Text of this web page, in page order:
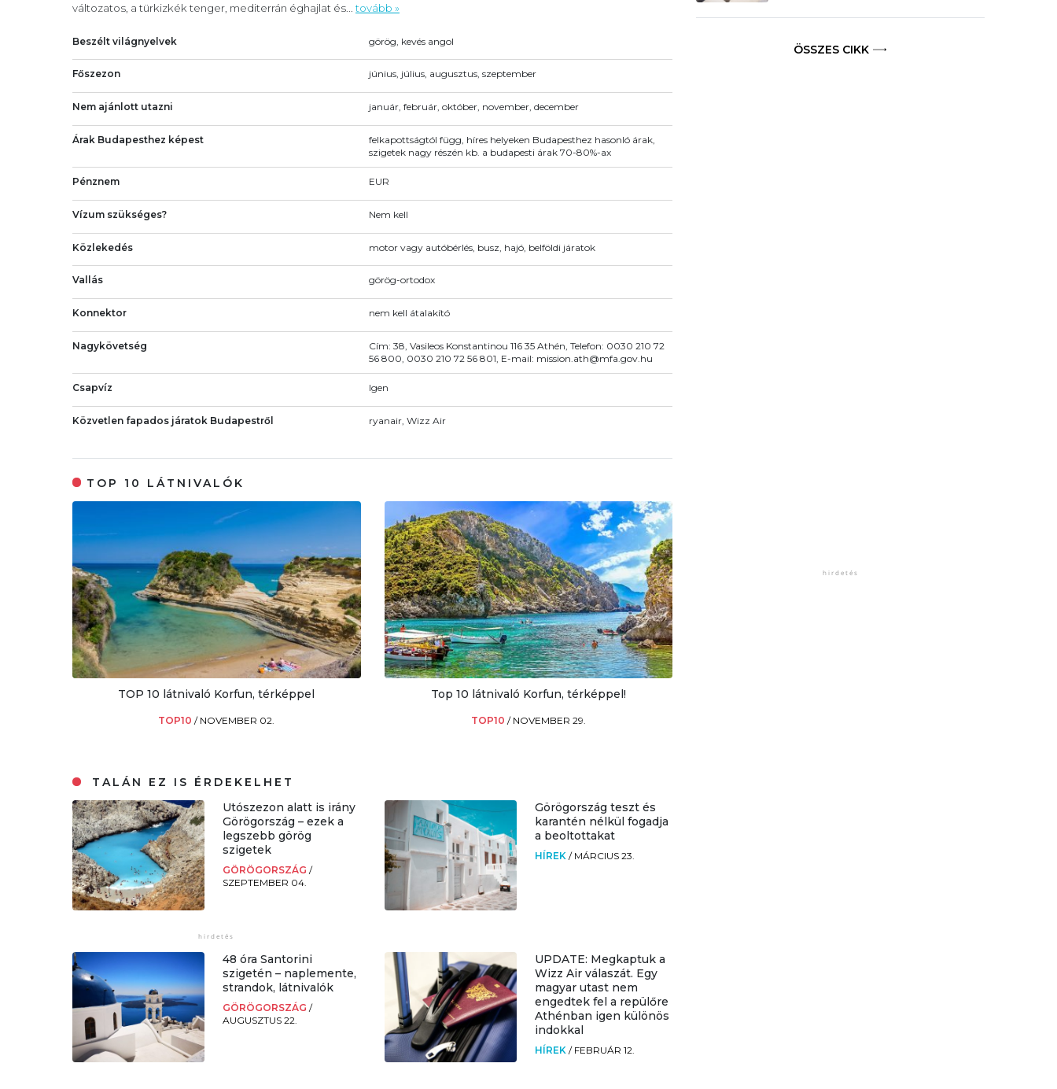
változatos, a türkizkék tenger, mediterrán éghajlat és... tovább »
Beszélt világnyelvek görög, kevés angol
Főszezon június, július, augusztus, szeptember
Nem ajánlott utazni január, február, október, november, december
Árak Budapesthez képest
felkapottságtól függ, híres helyeken Budapesthez hasonló árak,
szigetek nagy részén kb. a budapesti árak 70-80%-ax
Pénznem EUR
Vízum szükséges? Nem kell
Közlekedés motor vagy autóbérlés, busz, hajó, belföldi járatok
Vallás görög-ortodox
Konnektor nem kell átalakító
Nagykövetség
Cím: 38, Vasileos Konstantinou 116 35 Athén, Telefon: 0030 210 72
56 800, 0030 210 72 56 801, E-mail: mission.ath@mfa.gov.hu
Csapvíz Igen
Közvetlen fapados járatok Budapestről ryanair, Wizz Air
TOP 10 LÁTNIVALÓK
TOP 10 látnivaló Korfun, térképpel
TOP10/ NOVEMBER 02.
Top 10 látnivaló Korfun, térképpel!
TOP10 / NOVEMBER 29.
TALÁN EZ IS ÉRDEKELHET
Utószezon alatt is irány
Görögország – ezek a
legszebb görög
szigetek
GÖRÖGORSZÁG/
SZEPTEMBER 04.
Görögország teszt és
karantén nélkül fogadja
a beoltottakat
HÍREK / MÁRCIUS 23.
48 óra Santorini
szigetén – naplemente,
strandok, látnivalók
GÖRÖGORSZÁG/
AUGUSZTUS 22.
UPDATE: Megkaptuk a
Wizz Air válaszát. Egy
magyar utast nem
engedtek fel a repülőre
Athénban igen különös
indokkal
HÍREK / FEBRUÁR 12.
ÖSSZES CIKK